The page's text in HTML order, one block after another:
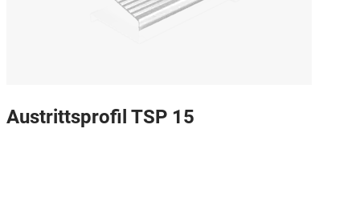
Austrittsprofil TSP 15